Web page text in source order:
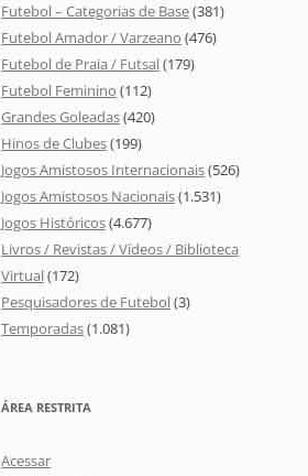
Futebol – Categorias de Base(381)
Futebol Amador / Varzeano (476)
Futebol de Praia / Futsal(179)
Futebol Feminino (112)
Grandes Goleadas(420)
Hinos de Clubes(199)
Jogos Amistosos Internacionais(526)
Jogos Amistosos Nacionais(1.531)
Jogos Históricos(4.677)
Livros / Revistas / Vídeos / Biblioteca
Virtual(172)
Pesquisadores de Futebol(3)
Temporadas(1.081)
ÁREA RESTRITA
Acessar